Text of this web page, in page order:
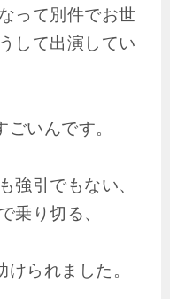
って別件でお世
して出演してい
ごいんです。
強引でもない、
乗り切る、
けられました。